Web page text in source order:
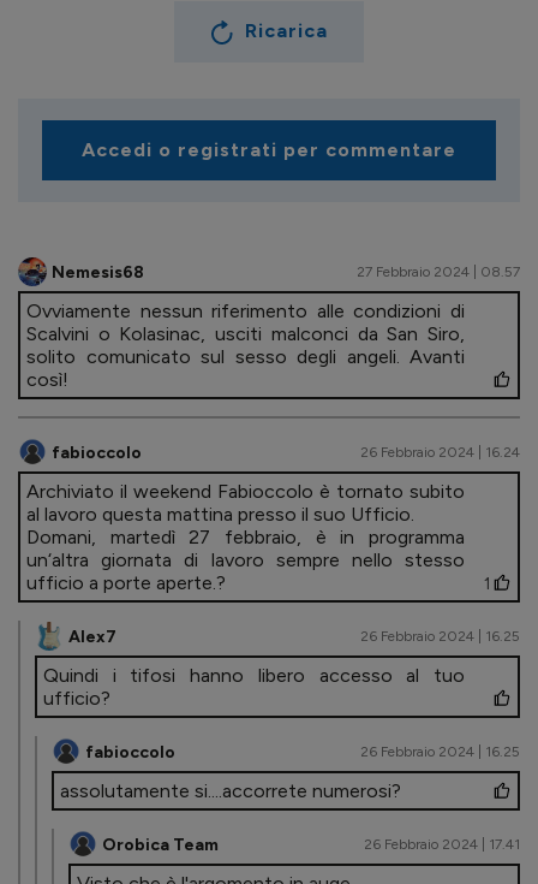
Ricarica
Accedi o registrati per commentare
Nemesis68 27 Febbraio 2024 | 08.57
Ovviamente nessun riferimento alle condizioni di
Scalvini o Kolasinac, usciti malconci da San Siro,
solito comunicato sul sesso degli angeli. Avanti
così!
fabioccolo 26 Febbraio 2024 | 16.24
Archiviato il weekend Fabioccolo è tornato subito
al lavoro questa mattina presso il suo Ufficio.
Domani, martedì 27 febbraio, è in programma
un‘altra giornata di lavoro sempre nello stesso
ufficio a porte aperte. ?
1
Alex7 26 Febbraio 2024 | 16.25
Quindi i tifosi hanno libero accesso al tuo
ufficio?
fabioccolo 26 Febbraio 2024 | 16.25
assolutamente si....accorrete numerosi ?
Orobica Team 26 Febbraio 2024 | 17.41